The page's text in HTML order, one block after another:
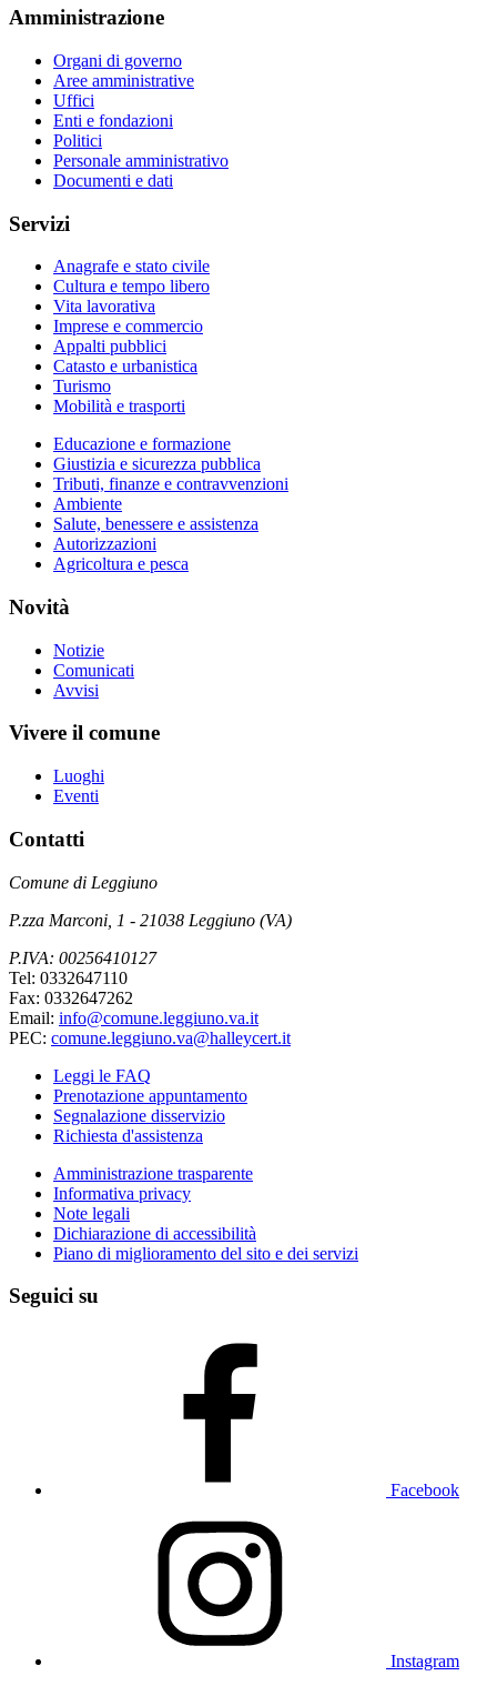
Amministrazione
Organi di governo
Aree amministrative
Uffici
Enti e fondazioni
Politici
Personale amministrativo
Documenti e dati
Servizi
Anagrafe e stato civile
Cultura e tempo libero
Vita lavorativa
Imprese e commercio
Appalti pubblici
Catasto e urbanistica
Turismo
Mobilità e trasporti
Educazione e formazione
Giustizia e sicurezza pubblica
Tributi, finanze e contravvenzioni
Ambiente
Salute, benessere e assistenza
Autorizzazioni
Agricoltura e pesca
Novità
Notizie
Comunicati
Avvisi
Vivere il comune
Luoghi
Eventi
Contatti
Comune di Leggiuno
P.zza Marconi, 1 - 21038 Leggiuno (VA)
P.IVA: 00256410127
Tel: 0332647110
Fax: 0332647262
Email: info@comune.leggiuno.va.it
PEC: comune.leggiuno.va@halleycert.it
Leggi le FAQ
Prenotazione appuntamento
Segnalazione disservizio
Richiesta d'assistenza
Amministrazione trasparente
Informativa privacy
Note legali
Dichiarazione di accessibilità
Piano di miglioramento del sito e dei servizi
Seguici su
Facebook
Instagram